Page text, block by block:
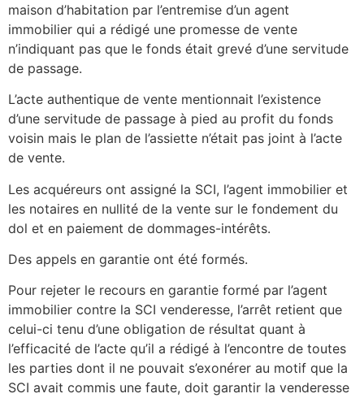
maison d’habitation par l’entremise d’un agent
immobilier qui a rédigé une promesse de vente
n’indiquant pas que le fonds était grevé d’une servitude
de passage.
L’acte authentique de vente mentionnait l’existence
d’une servitude de passage à pied au profit du fonds
voisin mais le plan de l’assiette n’était pas joint à l’acte
de vente.
Les acquéreurs ont assigné la SCI, l’agent immobilier et
les notaires en nullité de la vente sur le fondement du
dol et en paiement de dommages-intérêts.
Des appels en garantie ont été formés.
Pour rejeter le recours en garantie formé par l’agent
immobilier contre la SCI venderesse, l’arrêt retient que
celui-ci tenu d’une obligation de résultat quant à
l’efficacité de l’acte qu’il a rédigé à l’encontre de toutes
les parties dont il ne pouvait s’exonérer au motif que la
SCI avait commis une faute, doit garantir la venderesse